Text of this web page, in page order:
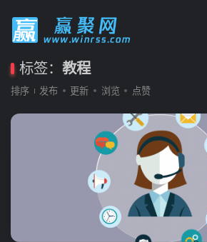
标签： 教程
排序 发布 更新 浏览 点赞